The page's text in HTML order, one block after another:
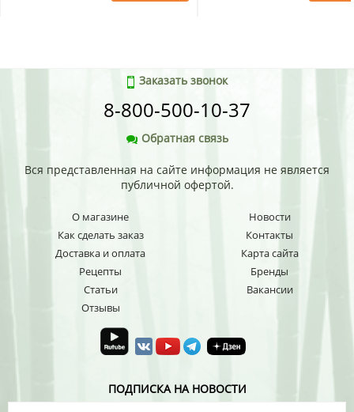
Заказать звонок
8-800-500-10-37
Обратная связь
Вся представленная на сайте информация не является
публичной офертой.
О магазине
Как сделать заказ
Доставка и оплата
Рецепты
Статьи
Отзывы
Новости
Контакты
Карта сайта
Бренды
Вакансии
ПОДПИСКА НА НОВОСТИ